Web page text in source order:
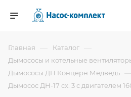
Главная — Каталог —
Дымососы и котельные
Дымососы ДН Концерн Медведь
Дымосос ДН-17 сх. 3 с двигателем